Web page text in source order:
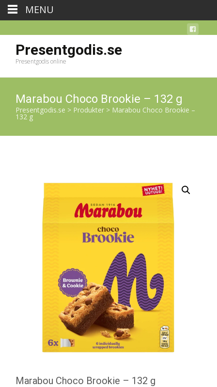
Presentgodis.se
Presentgodis online
Marabou Choco Brookie – 132 g
Presentgodis.se > Produkter > Marabou Choco Brookie –
132 g
Marabou Choco Brookie – 132 g
MENU